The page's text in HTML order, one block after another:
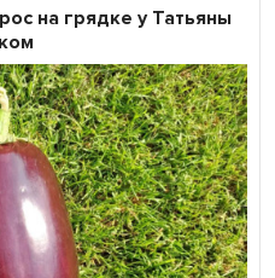
на грядке у Татьяны